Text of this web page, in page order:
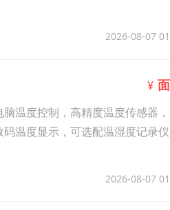
2026-08-07
¥
温度控制，高精度温度传感器
温度显示，可选配温湿度记录仪
2026-08-07